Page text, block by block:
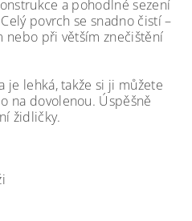
a pohodlné sezení
povrch se snadno čistí –
nebo při větším znečištění
je lehká, takže si ji můžete
na dovolenou. Úspěšně
židličky.